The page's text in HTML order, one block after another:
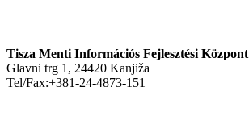
Tisza Menti Információs Fejlesztési Központ
Glavni trg 1, 24420 Kanjiža
Tel/Fax:+381-24-4873-151